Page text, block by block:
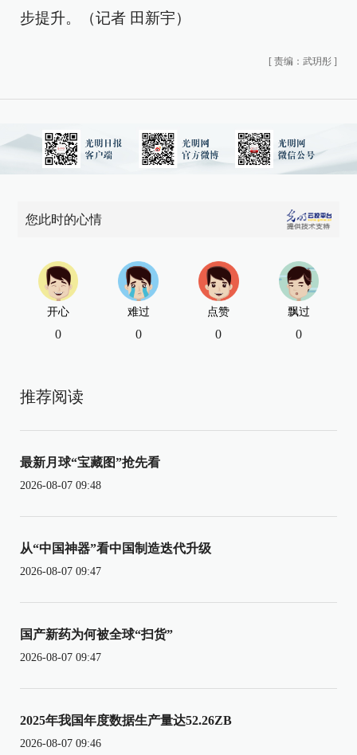
步提升。（记者 田新宇）
[ 责编：武玥彤 ]
您此时的心情
开心
0
难过
0
点赞
0
飘过
0
推荐阅读
最新月球“宝藏图”抢先看
2026-08-07 09:48
从“中国神器”看中国制造迭代升级
2026-08-07 09:47
国产新药为何被全球“扫货”
2026-08-07 09:47
2025年我国年度数据生产量达52.26ZB
2026-08-07 09:46